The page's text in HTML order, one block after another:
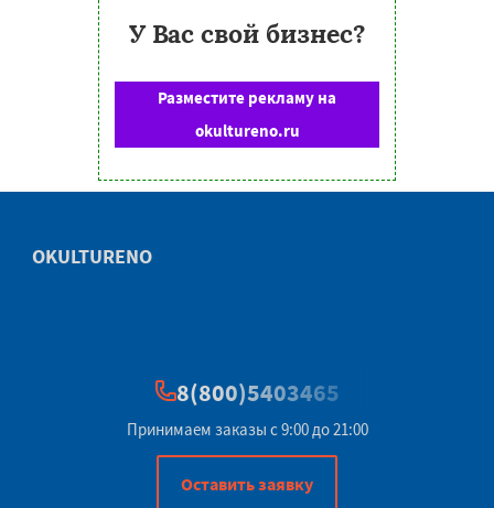
У Вас свой бизнес?
Разместите рекламу на
okultureno.ru
OKULTURENO
8(800)5403465
Принимаем заказы с 9:00 до 21:00
Оставить заявку